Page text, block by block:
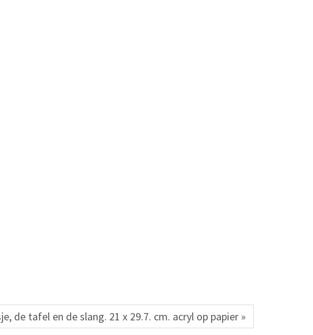
de tafel en de slang. 21 x 29.7. cm. acryl op papier »